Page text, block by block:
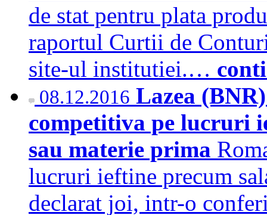
de stat pentru plata
raportul Curtii de
site-ul institutiei.…
08.12.2016 Lazea
competitiva pe lucruri
sau materie prima
lucruri ieftine precum
declarat joi, intr-o